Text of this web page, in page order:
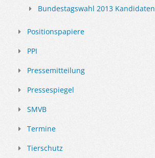
Bundestagswahl 2013 Kandidaten
Positionspapiere
PPI
Pressemitteilung
Pressespiegel
SMVB
Termine
Tierschutz